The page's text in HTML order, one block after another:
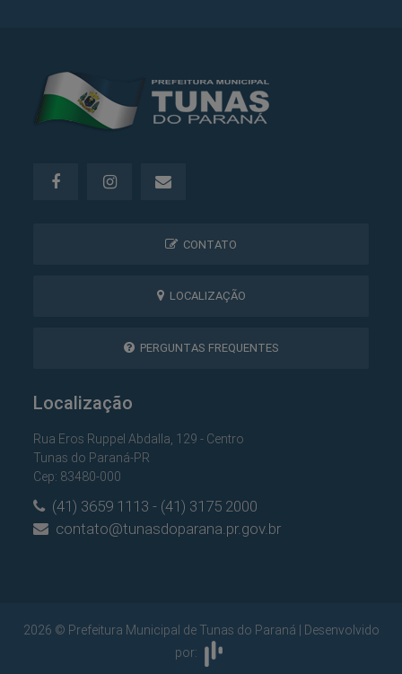
CONTATO
LOCALIZAÇÃO
PERGUNTAS FREQUENTES
Localização
Rua Eros Ruppel Abdalla, 129 - Centro
Tunas do Paraná-PR
Cep: 83480-000
(41) 3659 1113 - (41) 3175 2000
contato@tunasdoparana.pr.gov.br
2026 © Prefeitura Municipal de Tunas do Paraná | Desenvolvido
por: